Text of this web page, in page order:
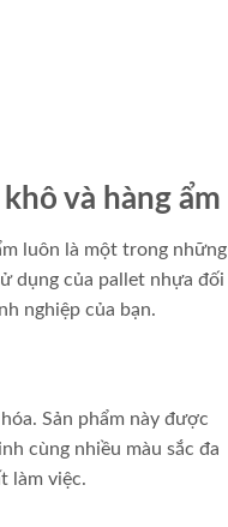
và hàng ẩm
luôn là một trong những
dụng của pallet nhựa đối
nghiệp của bạn.
Sản phẩm này được
cùng nhiều màu sắc đa
làm việc.